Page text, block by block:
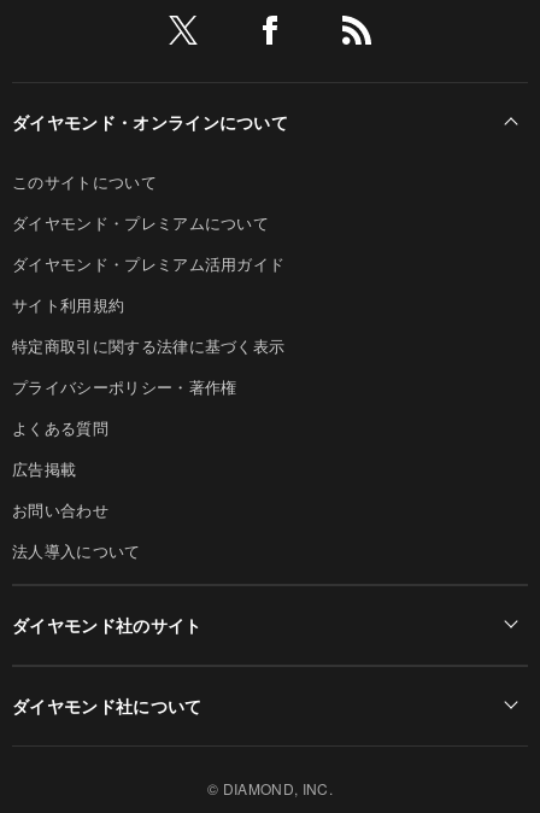
ダイヤモンド・オンラインについて
このサイトについて
ダイヤモンド・プレミアムについて
ダイヤモンド・プレミアム活用ガイド
サイト利用規約
特定商取引に関する法律に基づく表示
プライバシーポリシー・著作権
よくある質問
広告掲載
お問い合わせ
法人導入について
ダイヤモンド社のサイト
ダイヤモンド社について
© DIAMOND, INC.